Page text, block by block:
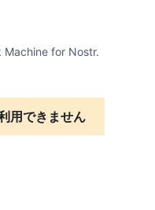
Machine for Nostr.
用できません